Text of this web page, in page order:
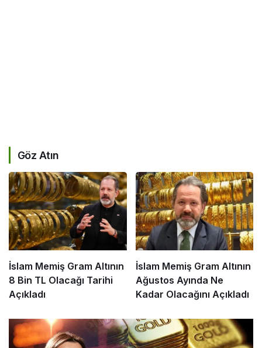
Göz Atın
İslam Memiş Gram Altının
8 Bin TL Olacağı Tarihi
Açıkladı
İslam Memiş Gram Altının
Ağustos Ayında Ne
Kadar Olacağını Açıkladı